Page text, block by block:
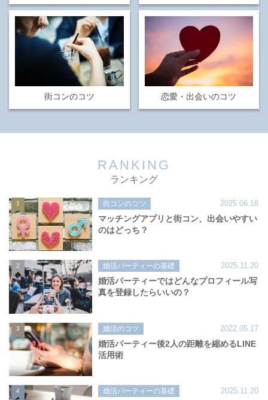
街コンのコツ 恋愛・出会いのコツ
RANKING
ランキング
1 街コンのコツ 2025.06.18
マッチングアプリと街コン、出会いやすい
のはどっち？
2 婚活パーティーの基礎 2025.11.20
婚活パーティーではどんなプロフィール写
真を登録したらいいの？
3 婚活のコツ 2022.05.17
婚活パーティー後2人の距離を縮めるLINE
活用術
4 婚活パーティーの基礎 2025.11.20